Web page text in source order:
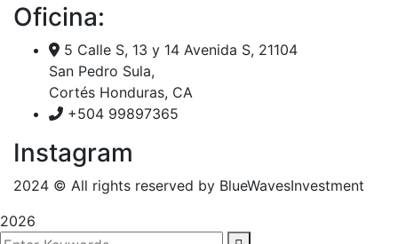
Oficina:
5 Calle S, 13 y 14 Avenida S, 21104
San Pedro Sula,
Cortés Honduras, CA
+504 99897365
Instagram
2024 © All rights reserved by BlueWavesInvestment
2026